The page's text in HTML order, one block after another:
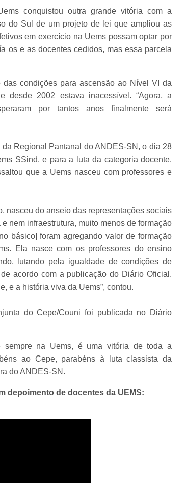
conquistou outra grande vitória com a
do Sul de um projeto de lei que ampliou as
em exercício na Uems possam optar por
os e as docentes cedidos, mas essa parcela
condições para ascensão ao Nível VI da
desde 2002 estava inacessível. “Agora, a
por tantos anos finalmente será
Regional Pantanal do ANDES-SN, o dia 28
SSind. e para a luta da categoria docente.
que a Uems nasceu com professores e
nasceu do anseio das representações sociais
nem infraestrutura, muito menos de formação
básico] foram agregando valor de formação
Ela nasce com os professores do ensino
lutando pela igualdade de condições de
acordo com a publicação do Diário Oficial.
e a história viva da Uems”, contou.
do Cepe/Couni foi publicada no Diário
na Uems, é uma vitória de toda a
ao Cepe, parabéns à luta classista da
do ANDES-SN.
depoimento de docentes da UEMS: